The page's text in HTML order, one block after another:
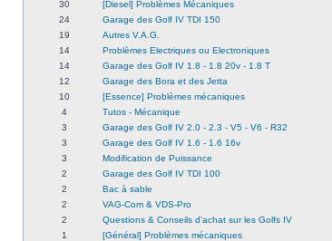
30
[Diesel] Problèmes Mécaniques
24
Garage des Golf IV TDI 150
19
Autres V.A.G.
14
Problèmes Electriques ou Electroniques
14
Garage des Golf IV 1.8 - 1.8 20v - 1.8 T
12
Garage des Bora et des Jetta
10
[Essence] Problèmes mécaniques
4
Tutos - Mécanique
3
Garage des Golf IV 2.0 - 2.3 - V5 - V6 - R32
3
Garage des Golf IV 1.6 - 1.6 16v
3
Modification de Puissance
2
Garage des Golf IV TDI 100
2
Bac à sable
2
VAG-Com & VDS-Pro
2
Questions & Conseils d'achat sur les Golfs IV
1
[Général] Problèmes mécaniques